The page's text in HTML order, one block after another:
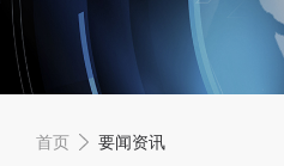
首页 要闻资讯